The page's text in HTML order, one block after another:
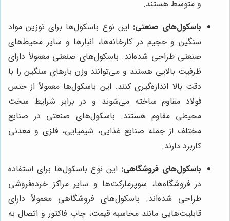
و متوسط هستند.
باسکول‌های صنعتی: این نوع باسکول‌ها برای توزین مواد
سنگین و حجیم در کارخانه‌ها، انبارها و سایر محیط‌های
صنعتی طراحی شده‌اند. باسکول‌های صنعتی معمولاً دارای
ظرفیت بالایی هستند و می‌توانند وزن بارهای سنگین را با
دقت بالا اندازه‌گیری کنند. این باسکول‌ها معمولاً از جنس
فولاد مقاوم ساخته می‌شوند و در برابر شرایط سخت
محیطی مقاوم هستند. باسکول‌های صنعتی در صنایع
مختلف از جمله صنایع غذایی، شیمیایی، فلزی و معدنی
کاربرد دارند.
باسکول‌های فروشگاهی: این نوع باسکول‌ها برای استفاده
در فروشگاه‌ها، سوپرمارکت‌ها و سایر مراکز خرده‌فروشی
طراحی شده‌اند. باسکول‌های فروشگاهی معمولاً دارای
قابلیت‌هایی مانند محاسبه قیمت، چاپ فاکتور و اتصال به